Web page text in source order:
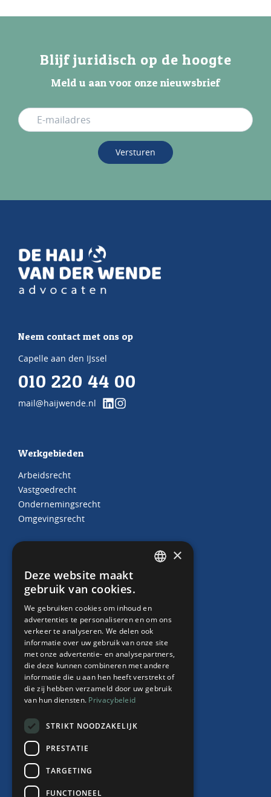
Blijf juridisch op de hoogte
Meld u aan voor onze nieuwsbrief
Versturen
Neem contact met ons op
Capelle aan den IJssel
010 220 44 00
mail@haijwende.nl
Werkgebieden
Arbeidsrecht
Vastgoedrecht
Ondernemingsrecht
Omgevingsrecht
Juridische producten
Arbeidscontracten
HR Abonnement
Contract “thuiswerken”
Whitepaper Faillissement debiteur
Over ons
Team
Nieuws
Events
Contact
×
Deze website maakt
gebruik van cookies.
We gebruiken cookies om inhoud en
advertenties te personaliseren en om ons
verkeer te analyseren. We delen ook
informatie over uw gebruik van onze site
met onze advertentie- en analysepartners,
die deze kunnen combineren met andere
informatie die u aan hen heeft verstrekt of
die zij hebben verzameld door uw gebruik
van hun diensten. Privacybeleid
STRIKT NOODZAKELIJK
PRESTATIE
TARGETING
FUNCTIONEEL